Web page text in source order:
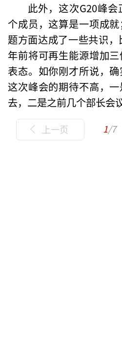
此外，这次G20峰
个成员，这算是一项成
题方面达成了一些共识
年前将可再生能源增加
表态。如你刚才所说，
这次峰会的期待不高，
去，二是之前几个部长会
上一页 1/7